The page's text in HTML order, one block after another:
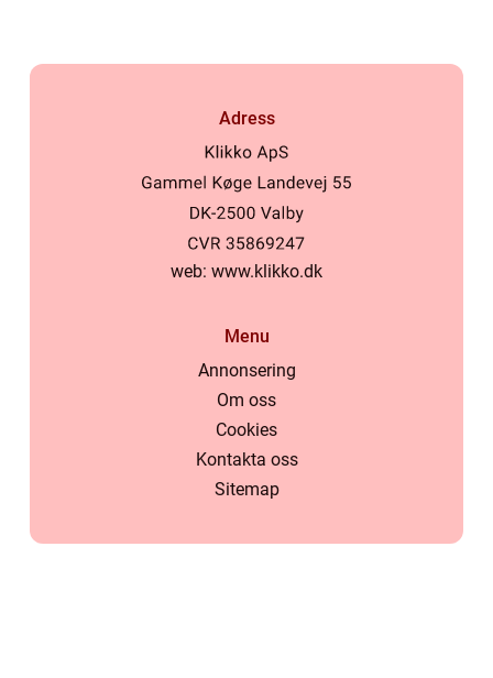
Adress
web: www.klikko.dk
Menu
Annonsering
Om oss
Cookies
Kontakta oss
Sitemap